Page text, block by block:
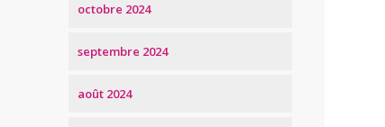
octobre 2024
septembre 2024
août 2024